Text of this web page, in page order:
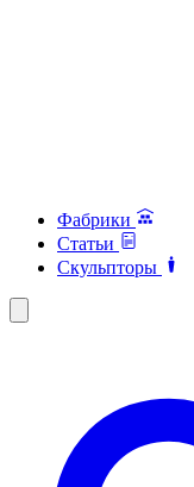
Фабрики
Статьи
Скульпторы